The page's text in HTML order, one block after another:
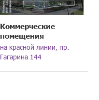
Коммерческие
помещения
на красной линии, пр.
Гагарина 144